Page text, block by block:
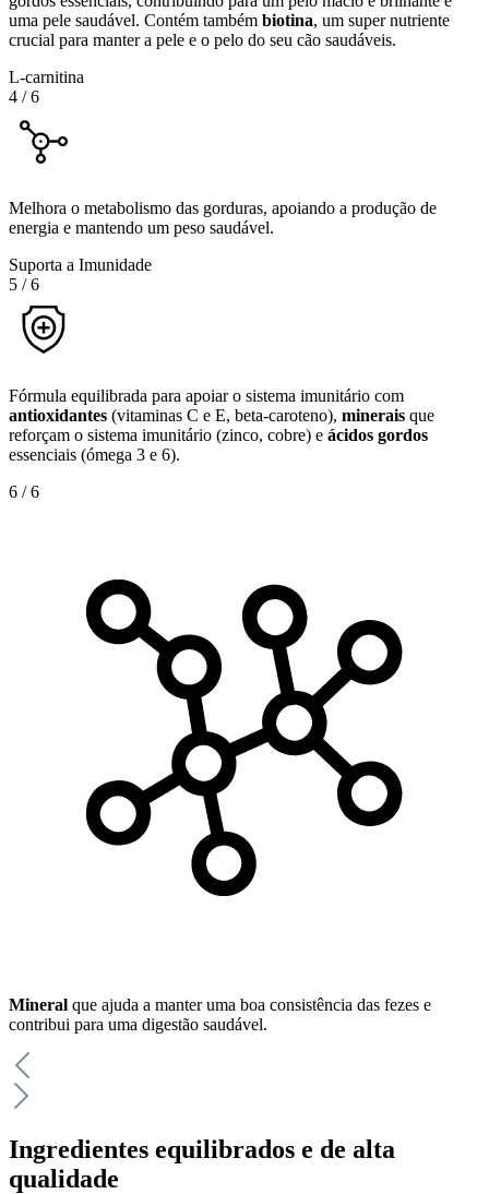
uma pele saudável. Contém também biotina, um super nutriente
crucial para manter a pele e o pelo do seu cão saudáveis.
L-carnitina
4 /6
Melhora o metabolismo das gorduras, apoiando a produção de
energia e mantendo um peso saudável.
Suporta a Imunidade
5 /6
Fórmula equilibrada para apoiar o sistema imunitário com
antioxidantes (vitaminas C e E, beta-caroteno), minerais que
reforçam o sistema imunitário (zinco, cobre) e ácidos gordos
essenciais (ómega 3 e 6).
6 /6
Mineral que ajuda a manter uma boa consistência das fezes e
contribui para uma digestão saudável.
Ingredientes equilibrados e de alta
qualidade